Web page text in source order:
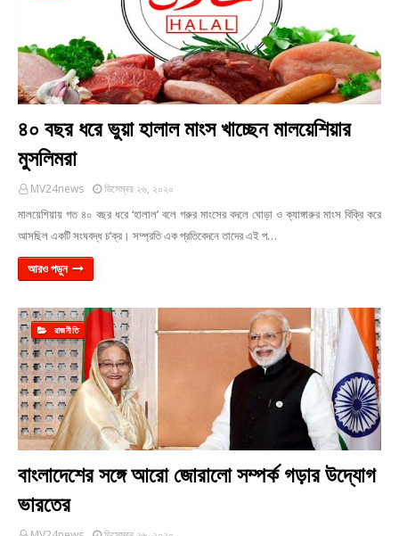
৪০ বছর ধরে ভুয়া হালাল মাংস খাচ্ছেন মালয়েশিয়ার
মুসলিমরা
MV24news ডিসেম্বর ২৬, ২০২০
মালয়েশিয়ায় গত ৪০ বছর ধরে ‘হালাল’ বলে গরুর মাংসের বদলে ঘোড়া ও ক্যাঙ্গারুর মাংস বিক্রি করে
আসছিল একটি সংঘবদ্ধ চ’ক্র। সম্প্রতি এক প্রতিবেদনে তাদের এই প…
আরও পড়ুন
রাজনীতি
বাংলাদেশের সঙ্গে আরো জোরালো সম্পর্ক গড়ার উদ্যোগ
ভারতের